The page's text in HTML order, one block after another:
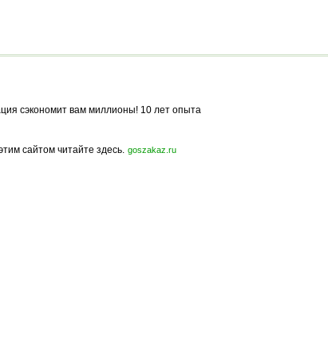
сэкономит вам миллионы! 10 лет опыта
сайтом читайте здесь. goszakaz.ru